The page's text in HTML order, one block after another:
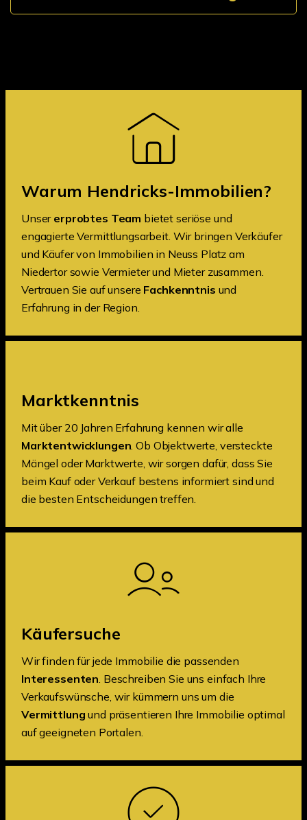
Warum Hendricks-Immobilien?
Unser erprobtes Team bietet seriöse und
engagierte Vermittlungsarbeit. Wir bringen Verkäufer
und Käufer von Immobilien in Neuss Platz am
Niedertor sowie Vermieter und Mieter zusammen.
Vertrauen Sie auf unsere Fachkenntnis und
Erfahrung in der Region.
Marktkenntnis
Mit über 20 Jahren Erfahrung kennen wir alle
Marktentwicklungen. Ob Objektwerte, versteckte
Mängel oder Marktwerte, wir sorgen dafür, dass Sie
beim Kauf oder Verkauf bestens informiert sind und
die besten Entscheidungen treffen.
Käufersuche
Wir finden für jede Immobilie die passenden
Interessenten. Beschreiben Sie uns einfach Ihre
Verkaufswünsche, wir kümmern uns um die
Vermittlung und präsentieren Ihre Immobilie optimal
auf geeigneten Portalen.